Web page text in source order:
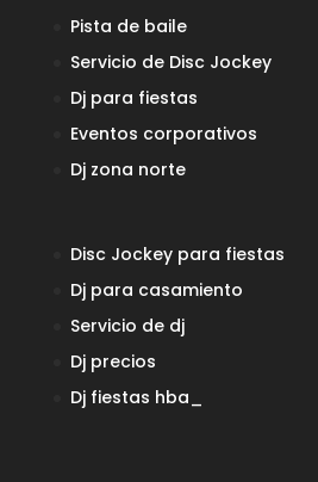
Pista de baile
Servicio de Disc Jockey
Dj para fiestas
Eventos corporativos
Dj zona norte
Disc Jockey para fiestas
Dj para casamiento
Servicio de dj
Dj precios
Dj fiestas hba_